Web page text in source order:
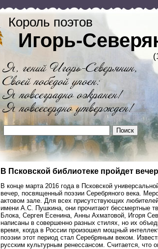
Король поэтов
Игорь-
В Псковской библиотеке пройдет
В конце марта 2016 года в Псковской
вечер, посвященный поэзии Серебряного века.
актовом зале. Для всех присутствующих
имени А.С. Пушкина, они прочитают бессмертные
Блока, Сергея Есенина, Анны Ахматовой, Игоря
написаны в совершенно разных стилях, но их
время, когда в России произошел мощный
поэзии этот период стал Серебряным веком.
русским культурным ренессансом. Считается, что